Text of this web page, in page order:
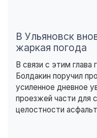
В Ульяновск
жаркая погода
В связи с этим глава
Болдакин поручил
усиленное дневное
проезжей части для
целостности